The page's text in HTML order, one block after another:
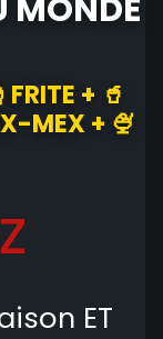
MONDE
+ 🥤
MEX + 🍨
ET